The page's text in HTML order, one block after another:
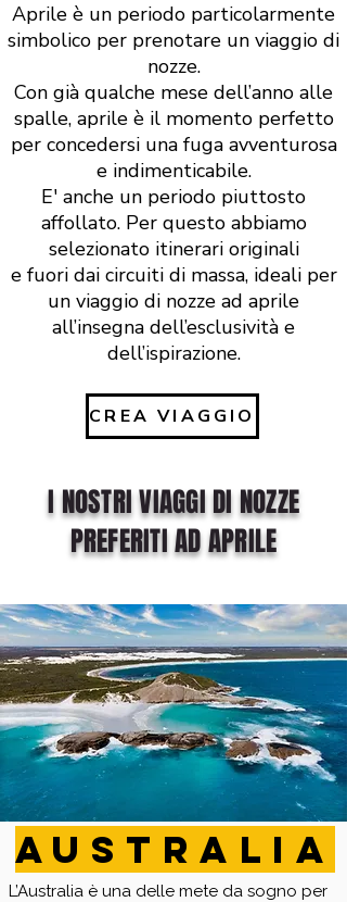
Aprile è un periodo particolarmente
simbolico per prenotare un viaggio di
nozze.
Con già qualche mese dell’anno alle
spalle, aprile è il momento perfetto
per concedersi una fuga avventurosa
e indimenticabile.
E' anche un periodo piuttosto
affollato. Per questo abbiamo
selezionato itinerari originali
e fuori dai circuiti di massa, ideali per
un viaggio di nozze ad aprile
all’insegna dell’esclusività e
dell’ispirazione.
CREA VIAGGIO
I NOSTRI VIAGGI DI NOZZE
PREFERITI AD APRILE
AUSTRALIA
L’Australia è una delle mete da sogno per